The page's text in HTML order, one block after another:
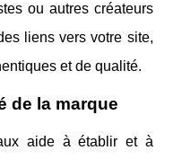
ou autres créateurs
liens vers votre site,
et de qualité.
de la marque
aide à établir et à